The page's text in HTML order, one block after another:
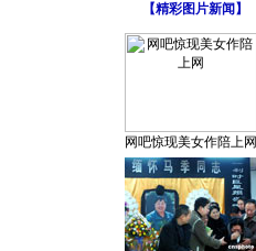
【精彩图片新闻 】
网吧惊现美女作陪上网